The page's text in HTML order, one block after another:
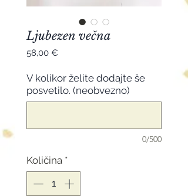
Ljubezen večna
58,00 €
V kolikor želite dodajte še
posvetilo. (neobvezno)
0/500
Količina *